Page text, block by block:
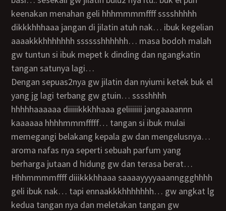
keenakan menahan geli hhhmmmmffff sssshhhhh
dikkkhhhaaa jangan di jilatin atuh nak… ibuk kegelian
aaaakkkhhhhhhh sssssshhhhhh… masa bodoh malah
gw tuntun si ibuk mepet k dinding dan ngangkatin
tangan satunya lagi…
dengan sepuas2nya gw jilatin dan nyiumi ketek buk el
yang jg lagi terbang gw gtuin… sssshhhh
hhhhhaaaaaa diiiiikkkhhaaa geliiiiiii jangaaaannn
kaaaaaa hhhhmmmfffff… tangan si ibuk mulai
memegangi belakang kepala gw dan mengelusnya…
aroma nafas nya seperti sebuah parfum yang
berharga jutaan d hidung gw dan terasa berat…
hhhmmmmffff diiikkkhhaaa saaaayyyyaaannggghhhh
geli ibuk nak… tapi ennaakkkhhhhhhh… gw angkat lg
kedua tangan nya dan meletakan tangan gw